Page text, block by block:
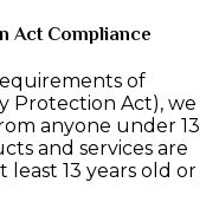
Act Compliance
of
Protection Act), we
anyone under 13
and services are
13 years old or